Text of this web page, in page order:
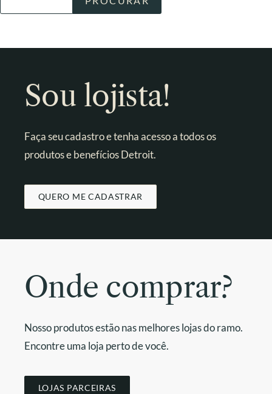
Sou lojista!
Faça seu cadastro e tenha acesso a todos os
produtos e benefícios Detroit.
QUERO ME CADASTRAR
Onde comprar?
Nosso produtos estão nas melhores lojas do ramo.
Encontre uma loja perto de você.
LOJAS PARCEIRAS